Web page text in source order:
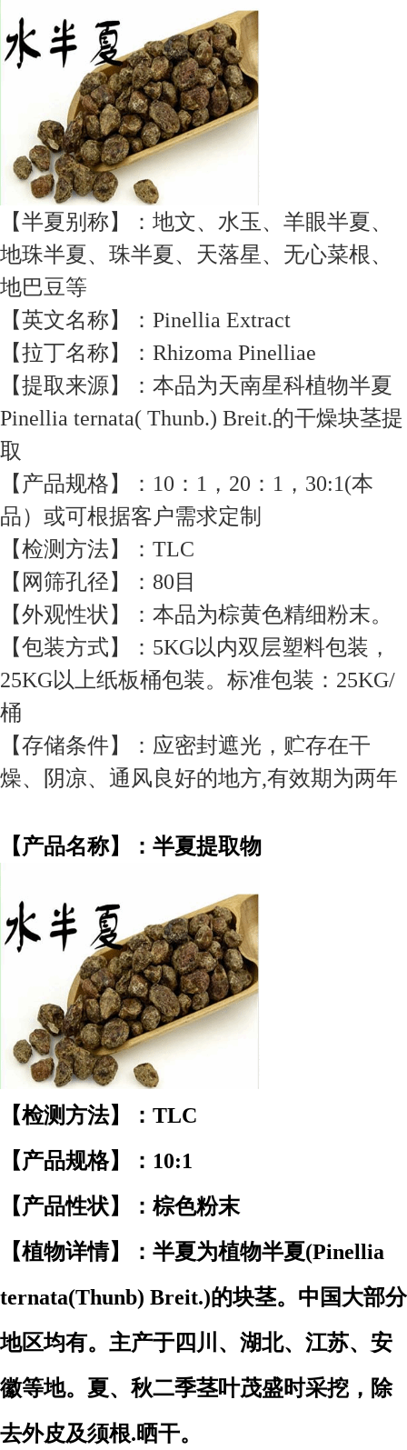
【半夏别称】：地文、水玉、羊眼半夏、
地珠半夏、珠半夏、天落星、无心菜根、
地巴豆等
【英文名称】：Pinellia Extract
【拉丁名称】：Rhizoma Pinelliae
【提取来源】：本品为天南星科植物半夏
Pinellia ternata( Thunb.) Breit.的干燥块茎提
取
【产品规格】：10：1，20：1，30:1(本
品）或可根据客户需求定制
【检测方法】：TLC
【网筛孔径】：80目
【外观性状】：本品为棕黄色精细粉末。
【包装方式】：5KG以内双层塑料包装，
25KG以上纸板桶包装。标准包装：25KG/
桶
【存储条件】：应密封遮光，贮存在干
燥、阴凉、通风良好的地方,有效期为两年
【产品名称】：半夏提取物
【检测方法】：TLC
【产品规格】：10:1
【产品性状】：棕色粉末
【植物详情】：半夏为植物半夏(Pinellia
ternata(Thunb) Breit.)的块茎。中国大部分
地区均有。主产于四川、湖北、江苏、安
徽等地。夏、秋二季茎叶茂盛时采挖，除
去外皮及须根.晒干。